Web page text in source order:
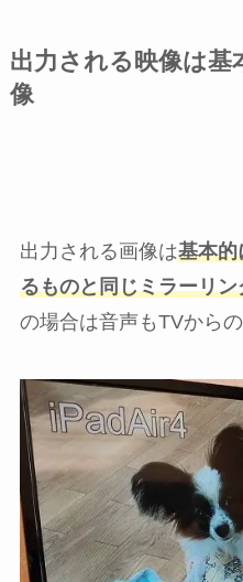
出力される映像は
像
出力される画像は基本
るものと同じミラーリン
の場合は音声もTVから